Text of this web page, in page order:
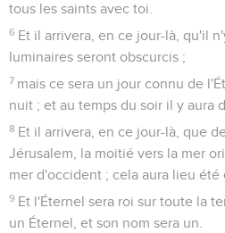
tous les saints avec toi.
6 Et il arrivera, en ce jour-là, qu'il
luminaires seront obscurcis ;
7 mais ce sera un jour connu de
nuit ; et au temps du soir il y aura
8 Et il arrivera, en ce jour-là, que
Jérusalem, la moitié vers la mer
mer d'occident ; cela aura lieu été
9 Et l'Éternel sera roi sur toute la
un Éternel, et son nom sera un.